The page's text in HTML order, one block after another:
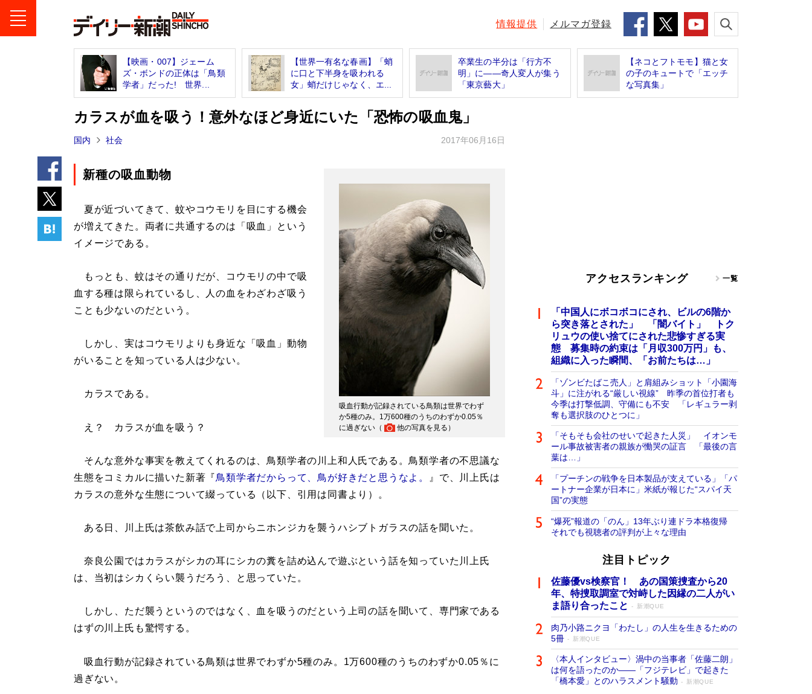
情報提供 メルマガ登録
【映画・007】ジェーム
ズ・ボンドの正体は「鳥類
学者」だった! 世界...
【世界一有名な春画】「蛸
に口と下半身を吸われる
女」蛸だけじゃなく、エ...
卒業生の半分は「行方不
明」に――奇人変人が集う
「東京藝大」
【ネコとフトモモ】猫と女
の子のキュートで「エッチ
な写真集」
カラスが血を吸う！意外なほど身近にいた「恐怖の吸血鬼」
国内 社会 2017年06月16日
吸血行動が記録されている鳥類は世界でわず
か5種のみ。1万600種のうちのわずか0.05％
に過ぎない（
他の写真を見る ）
新種の吸血動物
夏が近づいてきて、蚊やコウモリを目にする機会
が増えてきた。両者に共通するのは「吸血」という
イメージである。
もっとも、蚊はその通りだが、コウモリの中で吸
血する種は限られているし、人の血をわざわざ吸う
ことも少ないのだという。
しかし、実はコウモリよりも身近な「吸血」動物
がいることを知っている人は少ない。
カラスである。
え？ カラスが血を吸う？
そんな意外な事実を教えてくれるのは、鳥類学者の川上和人氏である。鳥類学者の不思議な
生態をコミカルに描いた新著『鳥類学者だからって、鳥が好きだと思うなよ。
』で、川上氏は
カラスの意外な生態について綴っている（以下、引用は同書より）。
ある日、川上氏は茶飲み話で上司からニホンジカを襲うハシブトガラスの話を聞いた。
奈良公園ではカラスがシカの耳にシカの糞を詰め込んで遊ぶという話を知っていた川上氏
は、当初はシカくらい襲うだろう、と思っていた。
しかし、ただ襲うというのではなく、血を吸うのだという上司の話を聞いて、専門家である
はずの川上氏も驚愕する。
吸血行動が記録されている鳥類は世界でわずか5種のみ。1万600種のうちのわずか0.05％に
過ぎない。
アクセスランキング 一覧
「中国人にボコボコにされ、ビルの6階か
ら突き落とされた」 「闇バイト」 トク
リュウの使い捨てにされた悲惨すぎる実
態 募集時の約束は「月収300万円」も、
組織に入った瞬間、「お前たちは…」
「ゾンビたばこ売人」と肩組みショット「小園海
斗」に注がれる“厳しい視線” 昨季の首位打者も
今季は打撃低調、守備にも不安 「レギュラー剥
奪も選択肢のひとつに」
「そもそも会社のせいで起きた人災」 イオンモ
ール事故被害者の親族が慟哭の証言 「最後の言
葉は…」
「プーチンの戦争を日本製品が支えている」「パ
ートナー企業が日本に」米紙が報じた“スパイ天
国”の実態
“爆死”報道の「のん」13年ぶり連ドラ本格復帰
それでも視聴者の評判が上々な理由
注目トピック
佐藤優vs検察官！ あの国策捜査から20
年、特捜取調室で対峙した因縁の二人がい
ま語り合ったこと
新潮QUE
肉乃小路ニクヨ「わたし」の人生を生きるための
5冊
新潮QUE
〈本人インタビュー〉渦中の当事者「佐藤二朗」
は何を語ったのか――「フジテレビ」で起きた
「橋本愛」とのハラスメント騒動
新潮QUE